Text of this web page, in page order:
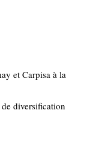
et Carpisa à la
diversification